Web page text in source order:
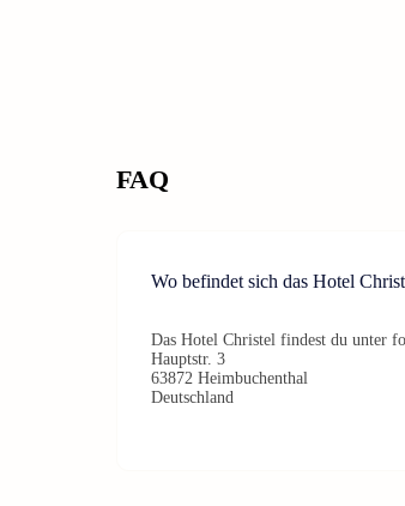
FAQ
Wo befindet sich das Hotel
Das Hotel Christel findest du unter
Hauptstr. 3
63872 Heimbuchenthal
Deutschland